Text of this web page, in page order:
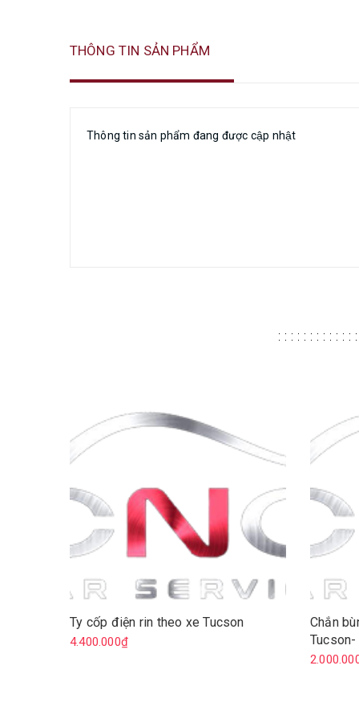
THÔNG TIN SẢN PHẨM
Thông tin sản phẩm đang được cập nhật
Ty cốp điện rin theo xe Tucson
4.400.000₫
Chắn